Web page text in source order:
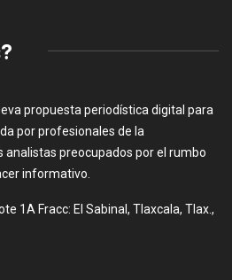
propuesta periodística digital para
por profesionales de la
analistas preocupados por el rumbo
informativo.
1A Fracc: El Sabinal, Tlaxcala, Tlax.,